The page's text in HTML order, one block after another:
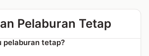
Pelaburan Tetap
pelaburan tetap?